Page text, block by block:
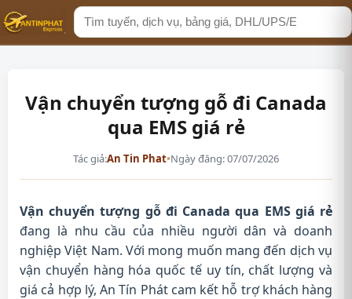
Tìm
kiếm
Vận chuyển tượng gỗ đi Canada
qua EMS giá rẻ
Tác giả:An Tin Phat•Ngày đăng: 07/07/2026
Vận chuyển tượng gỗ đi Canada qua EMS giá rẻ
đang là nhu cầu của nhiều người dân và doanh
nghiệp Việt Nam. Với mong muốn mang đến dịch vụ
vận chuyển hàng hóa quốc tế uy tín, chất lượng và
giá cả hợp lý, An Tín Phát cam kết hỗ trợ khách hàng